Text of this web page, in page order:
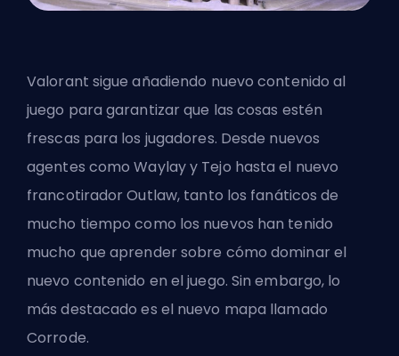
Valorant sigue añadiendo nuevo contenido al
juego para garantizar que las cosas estén
frescas para los jugadores. Desde nuevos
agentes como Waylayy Tejo hasta el nuevo
francotirador Outlaw, tanto los fanáticos de
mucho tiempo como los nuevos han tenido
mucho que aprender sobre cómo dominar el
nuevo contenido en el juego. Sin embargo, lo
más destacado es el nuevo mapa llamado
Corrode.